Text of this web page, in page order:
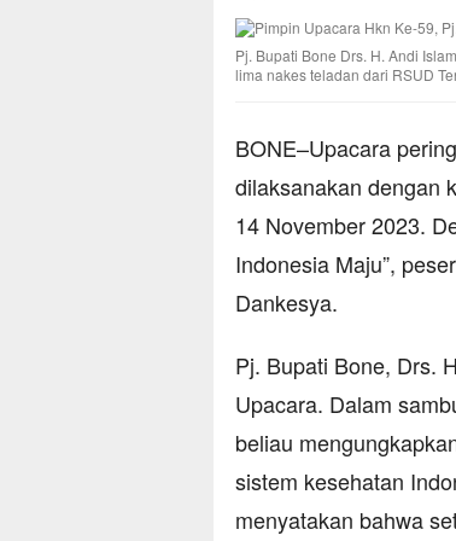
Pj. Bupati Bone Drs. H. Andi
lima nakes teladan dari RSUD
BONE–Upacara
dilaksanakan dengan
14 November 2023.
Indonesia Maju”,
Dankesya.
Pj. Bupati Bone, Drs.
Upacara. Dalam
beliau
sistem kesehatan
menyatakan bahwa